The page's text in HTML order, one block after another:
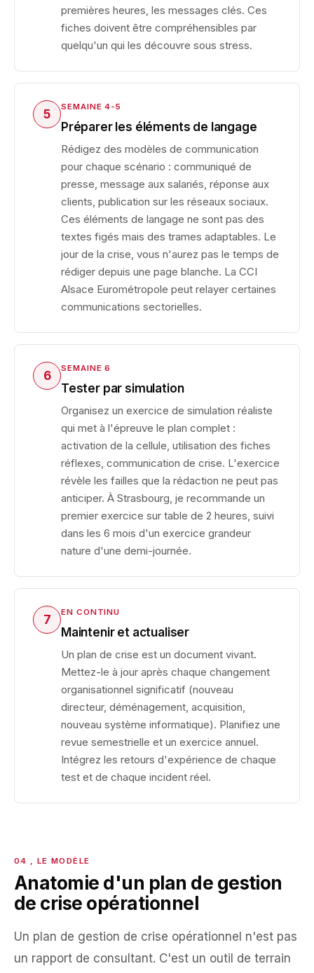
premières heures, les messages clés. Ces
fiches doivent être compréhensibles par
quelqu'un qui les découvre sous stress.
5
SEMAINE 4-5
Préparer les éléments de langage
Rédigez des modèles de communication
pour chaque scénario : communiqué de
presse, message aux salariés, réponse aux
clients, publication sur les réseaux sociaux.
Ces éléments de langage ne sont pas des
textes figés mais des trames adaptables. Le
jour de la crise, vous n'aurez pas le temps de
rédiger depuis une page blanche. La CCI
Alsace Eurométropole peut relayer certaines
communications sectorielles.
6
SEMAINE 6
Tester par simulation
Organisez un exercice de simulation réaliste
qui met à l'épreuve le plan complet :
activation de la cellule, utilisation des fiches
réflexes, communication de crise. L'exercice
révèle les failles que la rédaction ne peut pas
anticiper. À Strasbourg, je recommande un
premier exercice sur table de 2 heures, suivi
dans les 6 mois d'un exercice grandeur
nature d'une demi-journée.
7
EN CONTINU
Maintenir et actualiser
Un plan de crise est un document vivant.
Mettez-le à jour après chaque changement
organisationnel significatif (nouveau
directeur, déménagement, acquisition,
nouveau système informatique). Planifiez une
revue semestrielle et un exercice annuel.
Intégrez les retours d'expérience de chaque
test et de chaque incident réel.
Anatomie d'un plan de gestion
de crise opérationnel
Un plan de gestion de crise opérationnel n'est pas
un rapport de consultant. C'est un outil de terrain